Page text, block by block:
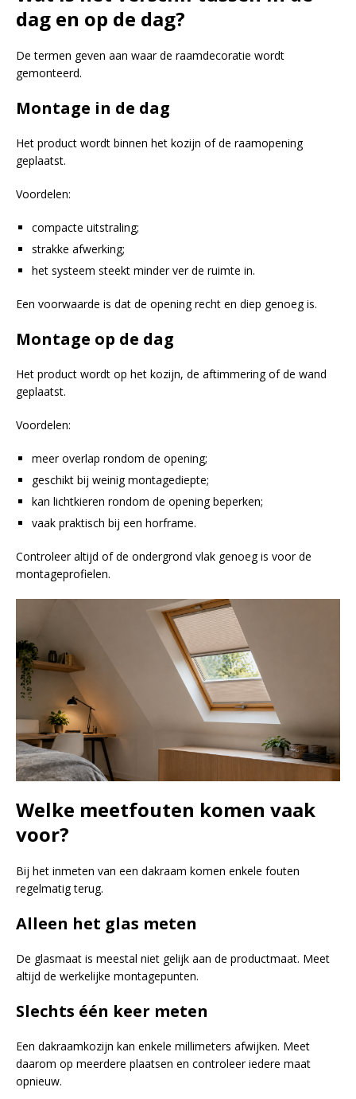
dag en op de dag?
De termen geven aan waar de raamdecoratie wordt
gemonteerd.
Montage in de dag
Het product wordt binnen het kozijn of de raamopening
geplaatst.
Voordelen:
compacte uitstraling;
strakke afwerking;
het systeem steekt minder ver de ruimte in.
Een voorwaarde is dat de opening recht en diep genoeg is.
Montage op de dag
Het product wordt op het kozijn, de aftimmering of de wand
geplaatst.
Voordelen:
meer overlap rondom de opening;
geschikt bij weinig montagediepte;
kan lichtkieren rondom de opening beperken;
vaak praktisch bij een horframe.
Controleer altijd of de ondergrond vlak genoeg is voor de
montageprofielen.
Welke meetfouten komen vaak
voor?
Bij het inmeten van een dakraam komen enkele fouten
regelmatig terug.
Alleen het glas meten
De glasmaat is meestal niet gelijk aan de productmaat. Meet
altijd de werkelijke montagepunten.
Slechts één keer meten
Een dakraamkozijn kan enkele millimeters afwijken. Meet
daarom op meerdere plaatsen en controleer iedere maat
opnieuw.